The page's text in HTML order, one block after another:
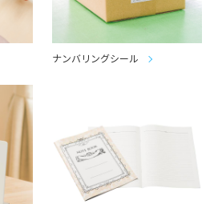
ナンバリングシール